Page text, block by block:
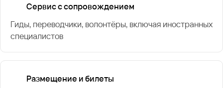
Сервис с сопровождением
Гиды, переводчики, волонтёры, включая иностранных
специалистов
Размещение и билеты